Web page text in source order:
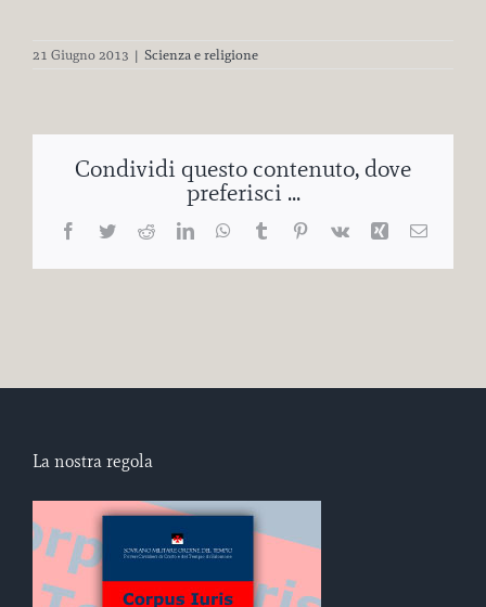
21 Giugno 2013 | Scienza e religione
Condividi questo contenuto, dove
preferisci ...
Facebook
TwitterRedditLinkedInWhatsApp
TumblrPinterest
Vk Xing Email
La nostra regola